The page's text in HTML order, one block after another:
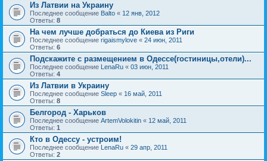
Из Латвии на Украину
Последнее сообщение Balto « 12 янв, 2012
Ответы: 8
На чем лучше добраться до Киева из Риги
Последнее сообщение rigaismylove « 24 июн, 2011
Ответы: 6
Подскажите с размещением в Одессе(гостиницы,отели)...
Последнее сообщение LenaRu « 03 июн, 2011
Ответы: 4
Из Латвии в Украину
Последнее сообщение Sleep « 16 май, 2011
Ответы: 8
Белгород - Харьков
Последнее сообщение ArtemVolokitin « 12 май, 2011
Ответы: 1
Кто в Одессу - устроим!
Последнее сообщение LenaRu « 29 апр, 2011
Ответы: 2